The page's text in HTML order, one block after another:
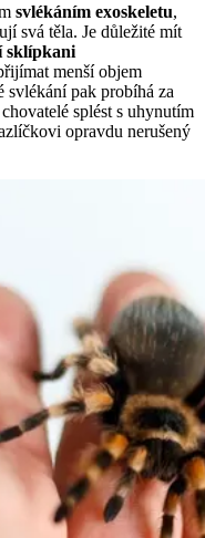
svlékáním exoskeletu,
svá těla. Je důležité mít
sklípkani
menší objem
svlékání pak probíhá za
splést s uhynutím
opravdu nerušený